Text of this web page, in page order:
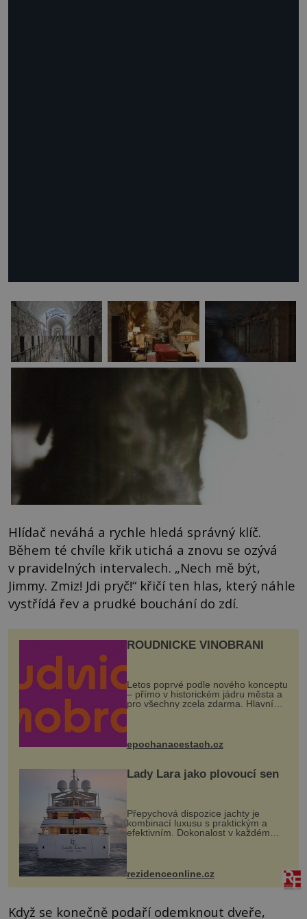
Hlídač neváhá a rychle hledá správný klíč.
Během té chvíle křik utichá a znovu se ozývá
v pravidelných intervalech. „Nech mě být,
Jimmy. Zmiz! Jdi pryč!“ křičí ten hlas, který náhle
vystřídá řev a prudké bouchání do zdí.
ROUDNICKÉ VINOBRANÍ
Letos poprvé podle nového konceptu
– přímo v historickém jádru města a
pro všechny zcela zdarma. Hlavní
program se odehraje na Karlově a
mohou těšit na víno, burčák, pes...
epochanacestach.cz
Lady Lara jako plovoucí sen
Přepychová dispozice jachty je
kombinací luxusu s praktickým a
efektivním. Dokonalost v každém
detailu představuje značka Fendi
Casa, kterou byly vybaveny její
paluby. Monacký přístav nabízí
každoročn...
rezidenceonline.cz
Když se konečně podaří odemknout dveře,